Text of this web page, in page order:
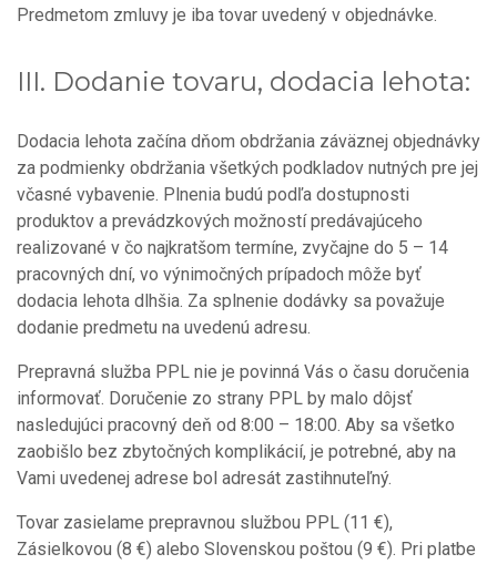
Predmetom zmluvy je iba tovar uvedený v objednávke.
III. Dodanie tovaru, dodacia lehota:
Dodacia lehota začína dňom obdržania záväznej objednávky
za podmienky obdržania všetkých podkladov nutných pre jej
včasné vybavenie. Plnenia budú podľa dostupnosti
produktov a prevádzkových možností predávajúceho
realizované v čo najkratšom termíne, zvyčajne do 5 – 14
pracovných dní, vo výnimočných prípadoch môže byť
dodacia lehota dlhšia. Za splnenie dodávky sa považuje
dodanie predmetu na uvedenú adresu.
Prepravná služba PPL nie je povinná Vás o času doručenia
informovať. Doručenie zo strany PPL by malo dôjsť
nasledujúci pracovný deň od 8:00 – 18:00. Aby sa všetko
zaobišlo bez zbytočných komplikácií, je potrebné, aby na
Vami uvedenej adrese bol adresát zastihnuteľný.
Tovar zasielame prepravnou službou PPL (11 €),
Zásielkovou (8 €) alebo Slovenskou poštou (9 €). Pri platbe